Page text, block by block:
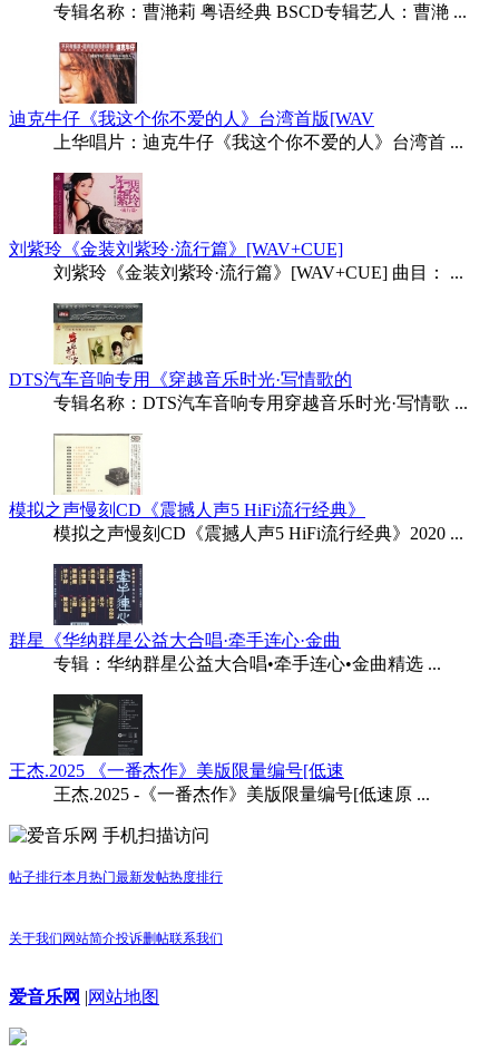
专辑名称：曹滟莉 粤语经典 BSCD专辑艺人：曹滟 ...
迪克牛仔《我这个你不爱的人》台湾首版[WAV
上华唱片：迪克牛仔《我这个你不爱的人》台湾首 ...
刘紫玲《金装刘紫玲·流行篇》[WAV+CUE]
刘紫玲《金装刘紫玲·流行篇》[WAV+CUE] 曲目： ...
DTS汽车音响专用《穿越音乐时光·写情歌的
专辑名称：DTS汽车音响专用穿越音乐时光·写情歌 ...
模拟之声慢刻CD《震撼人声5 HiFi流行经典》
模拟之声慢刻CD《震撼人声5 HiFi流行经典》2020 ...
群星《华纳群星公益大合唱·牵手连心·金曲
专辑：华纳群星公益大合唱•牵手连心•金曲精选 ...
王杰.2025 《一番杰作》美版限量编号[低速
王杰.2025 -《一番杰作》美版限量编号[低速原 ...
手机扫描访问
帖子排行本月热门最新发帖热度排行
关于我们 网站简介投诉删帖联系我们
爱音乐网 |网站地图